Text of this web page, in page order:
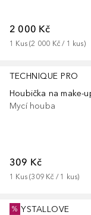
2 000 Kč
1 Kus (2 000 Kč / 1 kus)
TECHNIQUE PRO
Mycí houba
309 Kč
1 Kus (309 Kč / 1 kus)
CRYSTALLOVE
%